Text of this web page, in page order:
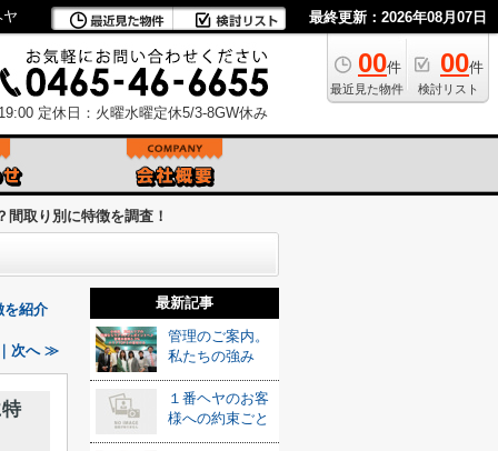
最終更新：2026年08月07日
00件
最近見た物件
00件
検討リスト
定休日：火曜水曜定休5/3-8GW休み
取り別に特徴を調査！
を紹介
次へ ≫
最新記事
管理のご案内。
私たちの強み
１番ヘヤのお客
様への約束ごと